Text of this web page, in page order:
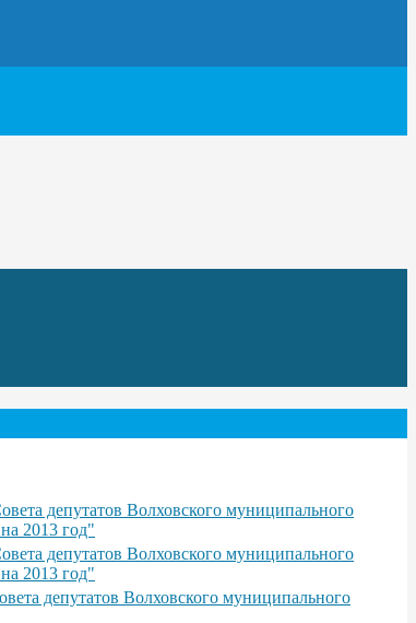
депутатов Волховского муниципального
2013 год"
депутатов Волховского муниципального
2013 год"
депутатов Волховского муниципального